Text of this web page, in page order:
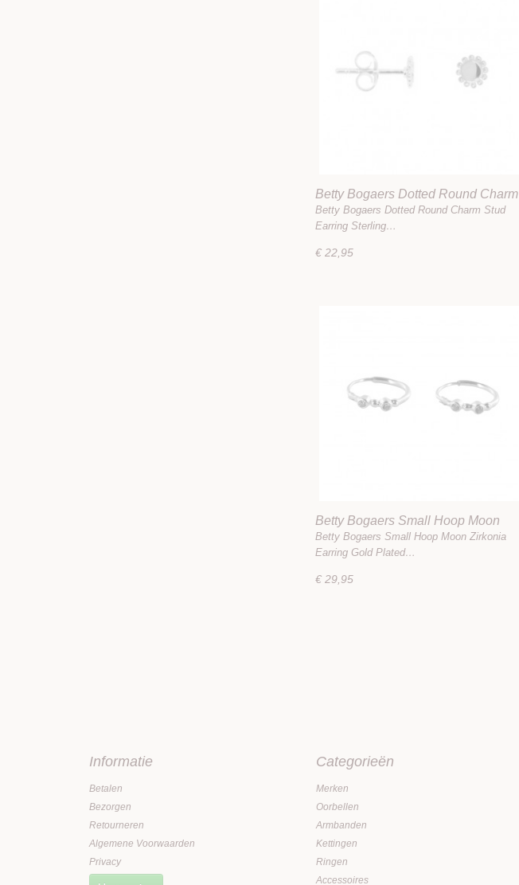
Betty Bogaers Dotted Round Charm
Stud Earring Sterling Silver
Betty Bogaers Dotted Round Charm Stud
Earring Sterling…
€ 22,95
Betty Bogaers Small Hoop Moon
Zirkonia Earring Gold Plated
Betty Bogaers Small Hoop Moon Zirkonia
Earring Gold Plated…
€ 29,95
Informatie
Betalen
Bezorgen
Retourneren
Algemene Voorwaarden
Privacy
Categorieën
Merken
Oorbellen
Armbanden
Kettingen
Ringen
Accessoires